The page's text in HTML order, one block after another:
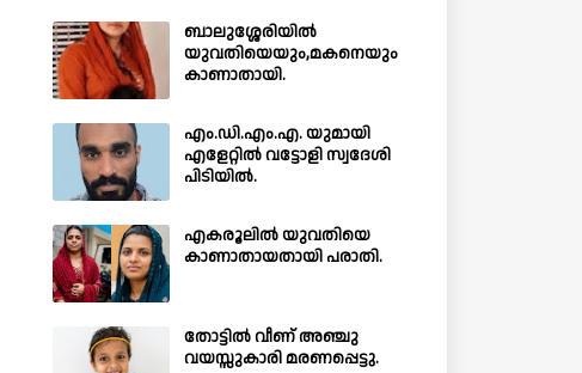
ബാലുശ്ശേരിയില്‍
യുവതിയെയും,മകനെയും
കാണാതായി.
എം.ഡി.എം.എ. യുമായി
എളേറ്റിൽ വട്ടോളി സ്വദേശി
പിടിയിൽ.
എകരൂലിൽ യുവതിയെ
കാണാതായതായി പരാതി.
തോട്ടിൽ വീണ് അഞ്ചു
വയസ്സുകാരി മരണപ്പെട്ടു.